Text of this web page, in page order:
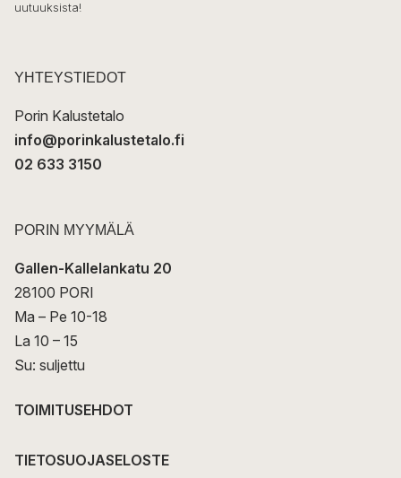
k
t
uutuuksista!
YHTEYSTIEDOT
Porin Kalustetalo
info@porinkalustetalo.fi
02 633 3150
PORIN MYYMÄLÄ
Gallen-Kallelankatu 20
28100 PORI
Ma – Pe 10-18
La 10 – 15
Su: suljettu
TOIMITUSEHDOT
TIETOSUOJASELOSTE